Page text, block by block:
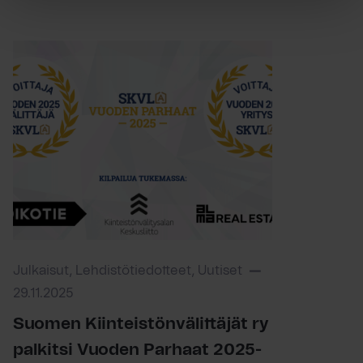
Julkaisut, Lehdistötiedotteet, Uutiset
29.11.2025
Suomen Kiinteistönvälittäjät ry
palkitsi Vuoden Parhaat 2025-